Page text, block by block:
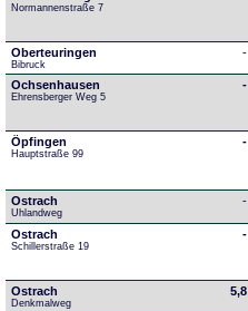
Normannenstraße 7
Oberteuringen
Bibruck
-
Ochsenhausen
Ehrensberger Weg 5
-
Öpfingen
Hauptstraße 99
-
Ostrach
Uhlandweg
-
Ostrach
Schillerstraße 19
-
Ostrach
Denkmalweg
5,8